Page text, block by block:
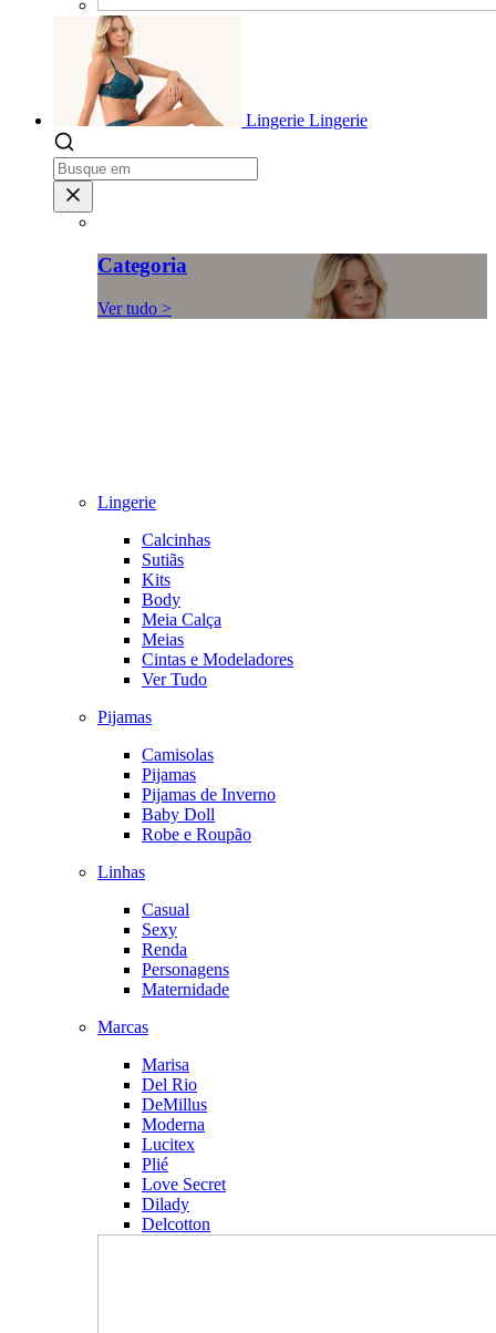
Lingerie Lingerie
Categoria
Ver tudo >
Lingerie
Calcinhas
Sutiãs
Kits
Body
Meia Calça
Meias
Cintas e Modeladores
Ver Tudo
Pijamas
Camisolas
Pijamas
Pijamas de Inverno
Baby Doll
Robe e Roupão
Linhas
Casual
Sexy
Renda
Personagens
Maternidade
Marcas
Marisa
Del Rio
DeMillus
Moderna
Lucitex
Plié
Love Secret
Dilady
Delcotton